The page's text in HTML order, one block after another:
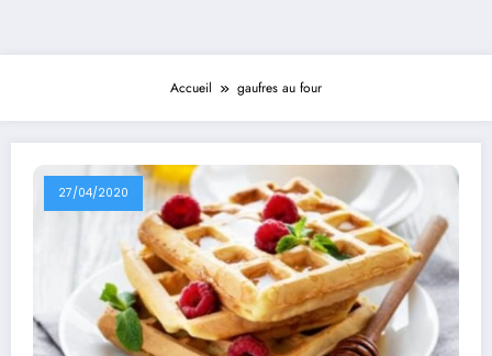
Accueil gaufres au four
27/04/2020